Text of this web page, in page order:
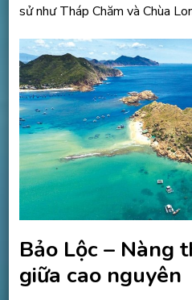
sử như Tháp Chăm và Chùa
Bảo Lộc – Nàng
giữa cao nguyên